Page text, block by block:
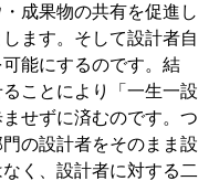
成果物の共有を促進し
ます。そして設計者自
能にするのです。結
ことにより「一生一設
せずに済むのです。つ
の設計者をそのまま設
く、設計者に対する二